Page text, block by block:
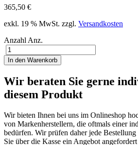
365,50 €
exkl. 19 % MwSt. zzgl. Versandkosten
Anzahl Anz.
In den Warenkorb
Wir beraten Sie gerne
diesem Produkt
Wir bieten Ihnen bei uns im Onlineshop
von Markenherstellern, die oftmals einer
bedürfen. Wir prüfen daher jede
Sie über die Kasse ein Angebot